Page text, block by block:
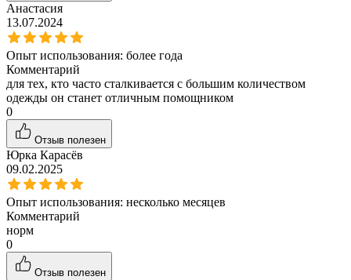
Анастасия
13.07.2024
Опыт использования: более года
Комментарий
для тех, кто часто сталкивается с большим количеством
одежды он станет отличным помощником
0
Отзыв полезен
Юрка Карасёв
09.02.2025
Опыт использования: несколько месяцев
Комментарий
норм
0
Отзыв полезен